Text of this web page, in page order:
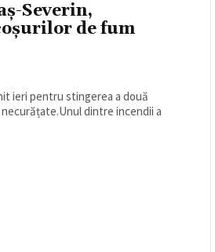
Severin,
de fum
ieri pentru stingerea a două
dintre incendii a